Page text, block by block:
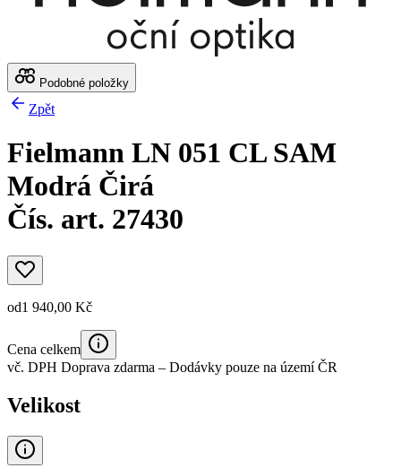
Podobné položky
Zpět
Fielmann LN 051 CL SAM
Modrá Čirá
Čís. art. 27430
od1 940,00 Kč
Cena celkem
vč. DPH Doprava zdarma – Dodávky pouze na území ČR
Velikost